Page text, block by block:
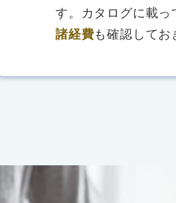
す。カタログに載っ
諸経費も確認して